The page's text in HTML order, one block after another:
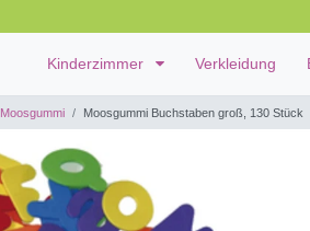
Kinderzimmer Verkleidung
Moosgummi Moosgummi Buchstaben groß, 130 Stück